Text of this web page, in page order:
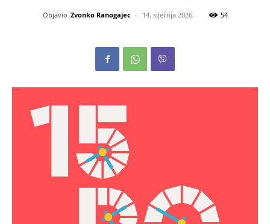
Objavio Zvonko Ranogajec - 14. siječnja 2026. 54